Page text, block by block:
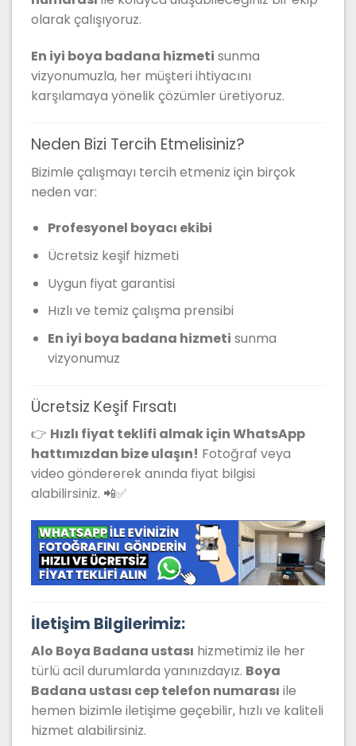
olarak çalışıyoruz.
En iyi boya badana hizmeti sunma
vizyonumuzla, her müşteri ihtiyacını
karşılamaya yönelik çözümler üretiyoruz.
Neden Bizi Tercih Etmelisiniz?
Bizimle çalışmayı tercih etmeniz için birçok
neden var:
Profesyonel boyacı ekibi
Ücretsiz keşif hizmeti
Uygun fiyat garantisi
Hızlı ve temiz çalışma prensibi
En iyi boya badana hizmeti sunma
vizyonumuz
Ücretsiz Keşif Fırsatı
👉 Hızlı fiyat teklifi almak için WhatsApp
hattımızdan bize ulaşın! Fotoğraf veya
video göndererek anında fiyat bilgisi
alabilirsiniz. 📲✅
İletişim Bilgilerimiz:
Alo Boya Badana ustası hizmetimiz ile her
türlü acil durumlarda yanınızdayız. Boya
Badana ustası cep telefon numarası ile
hemen bizimle iletişime geçebilir, hızlı ve kaliteli
hizmet alabilirsiniz.